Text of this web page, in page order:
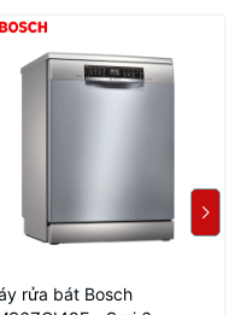
rửa bát Bosch